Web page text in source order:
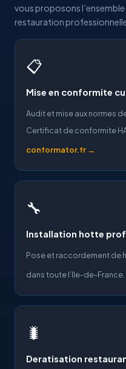
vous proposons
restauration
📋
Mise en conformite
Audit et mise aux normes
Certificat de conformite
conformator.fr →
🔧
Installation hotte
Pose et raccordement de
dans toute l’Ile-de-France.
🐛
Deratisation